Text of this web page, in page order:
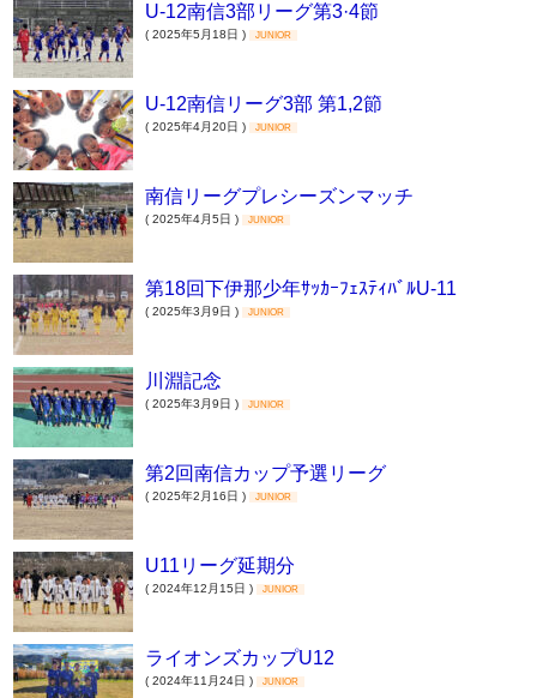
U-12南信3部リーグ第3·4節
( 2025年5月18日 ) JUNIOR
U-12南信リーグ3部 第1,2節
( 2025年4月20日 ) JUNIOR
南信リーグプレシーズンマッチ
( 2025年4月5日 ) JUNIOR
第18回下伊那少年ｻｯｶｰﾌｪｽﾃｨﾊﾞﾙU-11
( 2025年3月9日 ) JUNIOR
川淵記念
( 2025年3月9日 ) JUNIOR
第2回南信カップ予選リーグ
( 2025年2月16日 ) JUNIOR
U11リーグ延期分
( 2024年12月15日 ) JUNIOR
ライオンズカップU12
( 2024年11月24日 ) JUNIOR